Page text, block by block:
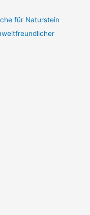
für Naturstein